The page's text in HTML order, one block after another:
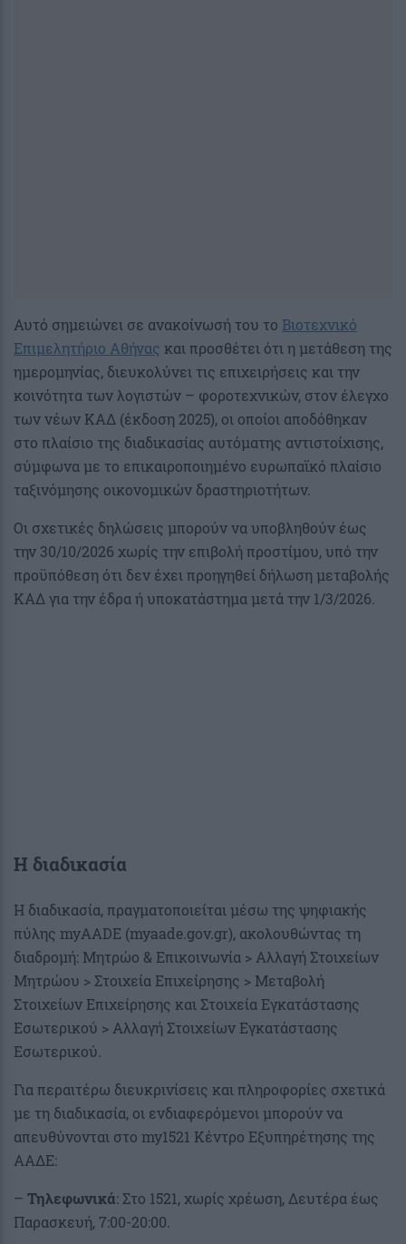
Αυτό σημειώνει σε ανακοίνωσή του το Βιοτεχνικό
Επιμελητήριο Αθήνας και προσθέτει ότι η μετάθεση της
ημερομηνίας, διευκολύνει τις επιχειρήσεις και την
κοινότητα των λογιστών – φοροτεχνικών, στον έλεγχο
των νέων ΚΑΔ (έκδοση 2025), οι οποίοι αποδόθηκαν
στο πλαίσιο της διαδικασίας αυτόματης αντιστοίχισης,
σύμφωνα με το επικαιροποιημένο ευρωπαϊκό πλαίσιο
ταξινόμησης οικονομικών δραστηριοτήτων.
Οι σχετικές δηλώσεις μπορούν να υποβληθούν έως
την 30/10/2026 χωρίς την επιβολή προστίμου, υπό την
προϋπόθεση ότι δεν έχει προηγηθεί δήλωση μεταβολής
ΚΑΔ για την έδρα ή υποκατάστημα μετά την 1/3/2026.
Η διαδικασία
Η διαδικασία, πραγματοποιείται μέσω της ψηφιακής
πύλης myAADE (myaade.gov.gr), ακολουθώντας τη
διαδρομή: Μητρώο & Επικοινωνία > Αλλαγή Στοιχείων
Μητρώου > Στοιχεία Επιχείρησης > Μεταβολή
Στοιχείων Επιχείρησης και Στοιχεία Εγκατάστασης
Εσωτερικού > Αλλαγή Στοιχείων Εγκατάστασης
Εσωτερικού.
Για περαιτέρω διευκρινίσεις και πληροφορίες σχετικά
με τη διαδικασία, οι ενδιαφερόμενοι μπορούν να
απευθύνονται στο my1521 Κέντρο Εξυπηρέτησης της
ΑΑΔΕ:
– Τηλεφωνικά: Στο 1521, χωρίς χρέωση, Δευτέρα έως
Παρασκευή, 7:00-20:00.